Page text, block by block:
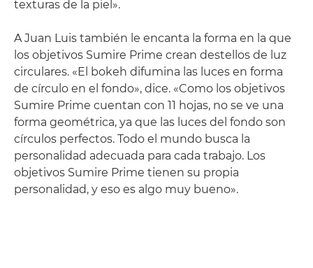
texturas de la piel».
A Juan Luis también le encanta la forma en la que
los objetivos Sumire Prime crean destellos de luz
circulares. «El bokeh difumina las luces en forma
de círculo en el fondo», dice. «Como los objetivos
Sumire Prime cuentan con 11 hojas, no se ve una
forma geométrica, ya que las luces del fondo son
círculos perfectos. Todo el mundo busca la
personalidad adecuada para cada trabajo. Los
objetivos Sumire Prime tienen su propia
personalidad, y eso es algo muy bueno».